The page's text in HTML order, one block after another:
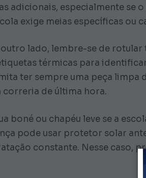
adicionais, especialmente se
exige meias específicas ou
outro lado, lembre-se de rotular
térmicas para
ter sempre uma peça limpa
correria de última hora.
boné ou chapéu leve se a
pode usar protetor solar
constante. Nesse caso,